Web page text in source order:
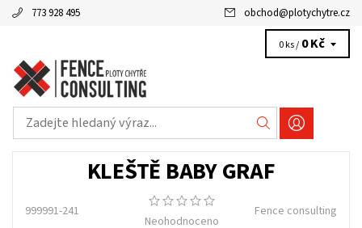
773 928 495 obchod@plotychytre.cz
0 ks / 0 Kč
KLEŠTĚ BABY GRAF
999991-241
Neohodnoceno
Fence consulting